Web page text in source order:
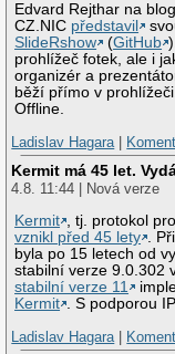
Edvard Rejthar na
CZ.NIC představil
SlideRshow
(GitHub
prohlížeč fotek, ale i
organizér a
běží přímo v
Offline.
Ladislav Hagara |
Kermit má 45 let.
4.8. 11:44 | Nová verze
Kermit , tj. protokol
vznikl před 45 lety .
byla po 15 letech od
stabilní verze 9.0.302
stabilní verze 11
Kermit . S podporou
Ladislav Hagara |